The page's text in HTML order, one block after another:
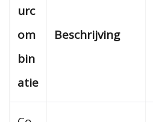
urc
om
bin
atie
Beschrijving